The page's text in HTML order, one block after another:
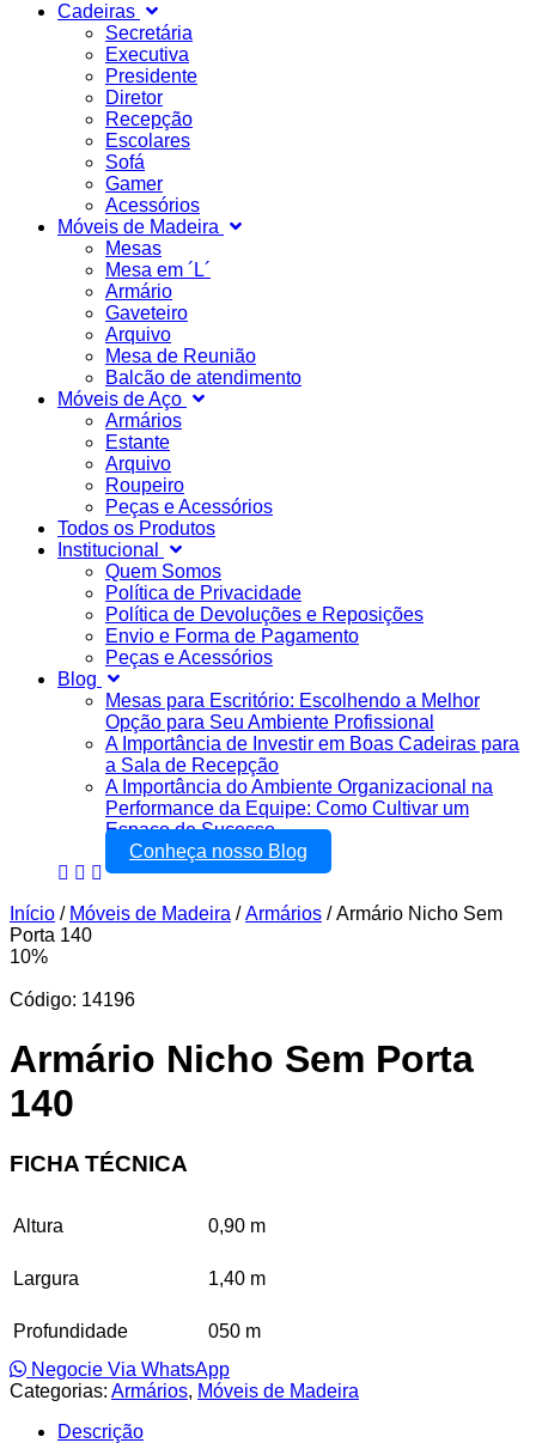
Cadeiras
Secretária
Executiva
Presidente
Diretor
Recepção
Escolares
Sofá
Gamer
Acessórios
Móveis de Madeira
Mesas
Mesa em ´L´
Armário
Gaveteiro
Arquivo
Mesa de Reunião
Balcão de atendimento
Móveis de Aço
Armários
Estante
Arquivo
Roupeiro
Peças e Acessórios
Todos os Produtos
Institucional
Quem Somos
Política de Privacidade
Política de Devoluções e Reposições
Envio e Forma de Pagamento
Peças e Acessórios
Blog
Mesas para Escritório: Escolhendo a Melhor
Opção para Seu Ambiente Profissional
A Importância de Investir em Boas Cadeiras para
a Sala de Recepção
A Importância do Ambiente Organizacional na
Performance da Equipe: Como Cultivar um
Espaço de Sucesso
Conheça nosso Blog
Início / Móveis de Madeira /Armários / Armário Nicho Sem
Porta 140
10%
Código: 14196
Armário Nicho Sem Porta
140
FICHA TÉCNICA
Altura 0,90 m
Largura 1,40 m
Profundidade
050 m
Negocie Via WhatsApp
Categorias: Armários, Móveis de Madeira
Descrição